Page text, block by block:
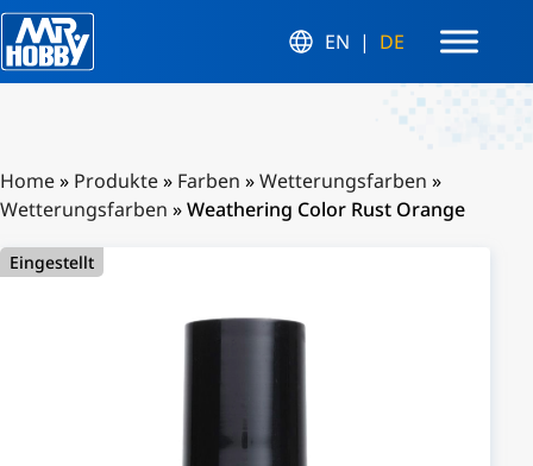
EN DE
Home» Produkte» Farben »Wetterungsfarben »
Wetterungsfarben »Weathering Color Rust Orange
Eingestellt